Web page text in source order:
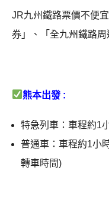
JR九州鐵路票價不便
券」、「全九州鐵路
熊本出發 :
特急列車：車程約1
普通車：車程約1小
轉車時間)